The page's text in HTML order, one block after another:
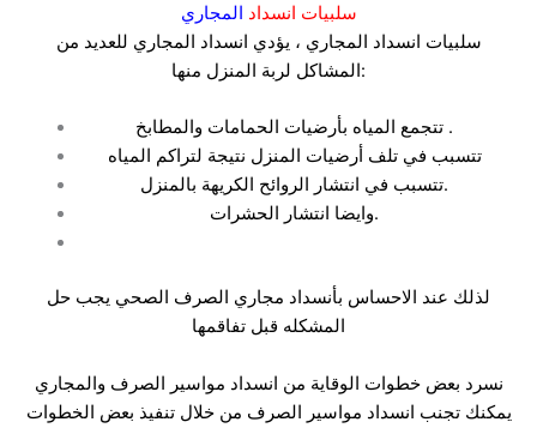
سلبيات انسداد المجاري
سلبيات انسداد المجاري ، يؤدي انسداد المجاري للعديد من
المشاكل لربة المنزل منها:
تتجمع المياه بأرضيات الحمامات والمطابخ .
تتسبب في تلف أرضيات المنزل نتيجة لتراكم المياه
تتسبب في انتشار الروائح الكريهة بالمنزل.
وايضا انتشار الحشرات.
لذلك عند الاحساس بأنسداد مجاري الصرف الصحي يجب حل
المشكله قبل تفاقمها
نسرد بعض خطوات الوقاية من انسداد مواسير الصرف والمجاري
يمكنك تجنب انسداد مواسير الصرف من خلال تنفيذ بعض الخطوات